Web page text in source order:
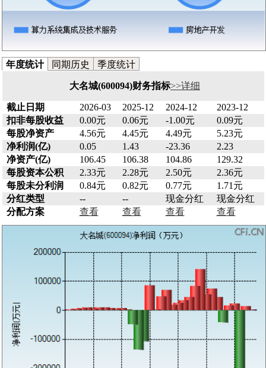
年度统计 同期历史 季度统计
大名城(600094)财务指标>>详细
截止日期 2026-03 2025-12 2024-12
2023-12
扣非每股收益
0.00元 0.06元 -1.00元
0.09元
每股净资产
4.56元 4.45元 4.49元
5.23元
净利润(亿)
0.05 1.43 -23.36
2.23
净资产(亿)
106.45 106.38 104.86
129.32
每股资本公积
2.33元 2.28元 2.50元
2.36元
每股未分利润
0.84元 0.82元 0.77元
1.71元
分红类型
-- -- 现金分红
现金分红
分配方案
查看 查看 查看 查看